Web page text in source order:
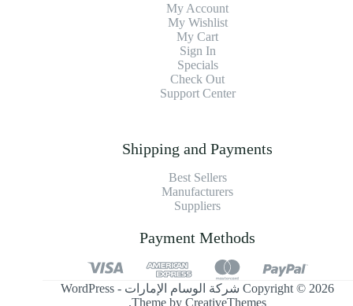
My Account
My Wishlist
My Cart
Sign In
Specials
Check Out
Support Center
Shipping and Payments
Best Sellers
Manufacturers
Suppliers
Payment Methods
Copyright © 2026 شركة الوسام الإمارات - WordPress
Theme byCreativeThemes
.